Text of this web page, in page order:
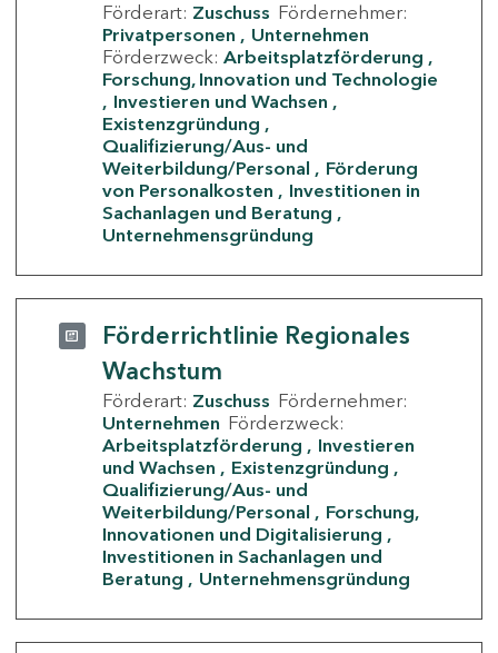
Förderart: Zuschuss Fördernehmer:
Privatpersonen
Unternehmen
Förderzweck: Arbeitsplatzförderung
Forschung, Innovation und Technologie
Investieren und Wachsen
Existenzgründung
Qualifizierung/Aus- und
Weiterbildung/Personal
Förderung
von Personalkosten
Investitionen in
Sachanlagen und Beratung
Unternehmensgründung
Förderrichtlinie Regionales
Wachstum
Förderart: Zuschuss Fördernehmer:
Unternehmen Förderzweck:
Arbeitsplatzförderung
Investieren
und Wachsen
Existenzgründung
Qualifizierung/Aus- und
Weiterbildung/Personal
Forschung,
Innovationen und Digitalisierung
Investitionen in Sachanlagen und
Beratung
Unternehmensgründung